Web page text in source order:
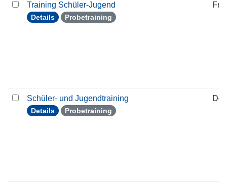
Training Schüler-Jugend
Details Probetraining
Schüler- und Jugendtraining
Details Probetraining